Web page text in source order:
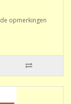
opmerkingen